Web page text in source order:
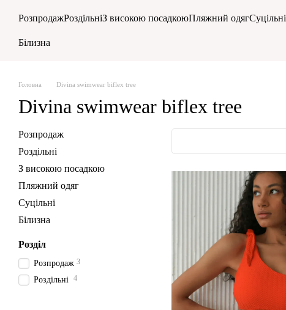
РозпродажРоздільніЗ високою посадкоюПляжний одягСуцільні
Білизна
Головна Divina swimwear biflex tree
Divina swimwear biflex tree
Розпродаж
Роздільні
З високою посадкою
Пляжний одяг
Суцільні
Білизна
Розділ
Розпродаж 3
Роздільні 4